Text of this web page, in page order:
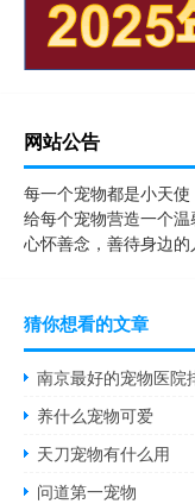
网站公告
每一个宠物都是小天使
给每个宠物营造一个温
心怀善念，善待身边的
猜你想看的文章
南京最好的宠物医院
养什么宠物可爱
天刀宠物有什么用
问道第一宠物